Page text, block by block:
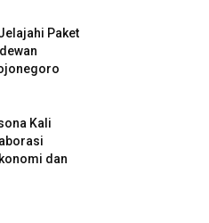
Paket
Kali
dan